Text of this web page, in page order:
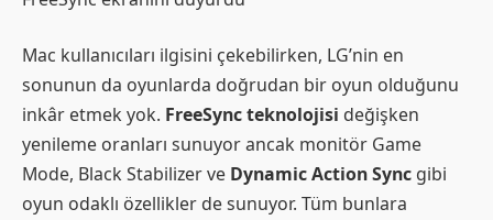
Mac kullanıcıları ilgisini çekebilirken, LG’nin en
sonunun da oyunlarda doğrudan bir oyun olduğunu
inkâr etmek yok. FreeSync teknolojisi değişken
yenileme oranları sunuyor ancak monitör Game
Mode, Black Stabilizer ve Dynamic Action Sync gibi
oyun odaklı özellikler de sunuyor. Tüm bunlara